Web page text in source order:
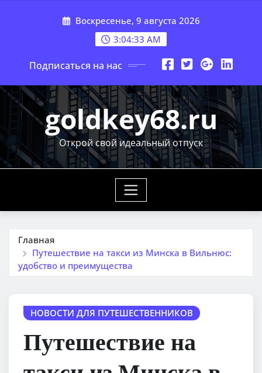
Воскресенье, 9 августа 2026
3:04:35 AM
Подписаться на нас
goldkey68.ru
Открой свой идеальный отпуск
Главная
Путешествие на такси из Минска в Вильнюс:
удобство и преимущества
НОВОСТИ ДЛЯ ПУТЕШЕСТВЕННИКОВ
Путешествие на